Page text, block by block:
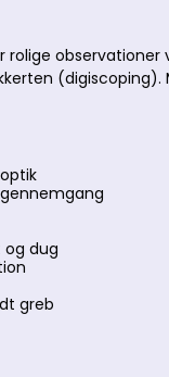
dug
greb